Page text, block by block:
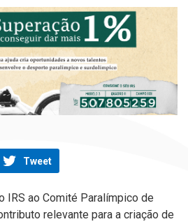
Tweet
IRS ao Comité Paralímpico de
relevante para a criação de